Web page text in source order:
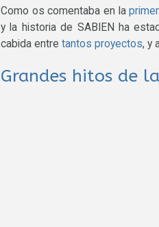
Como os comentaba en la
y la historia de SABIEN ha
cabida entre tantos proyectos, y
Grandes hitos de